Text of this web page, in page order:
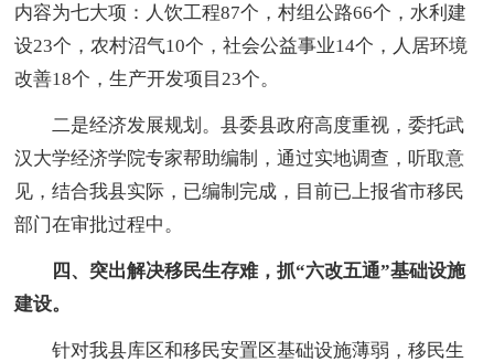
内容为七大项：人饮工程87个，村组公路66个，水利建
设23个，农村沼气10个，社会公益事业14个，人居环境
改善18个，生产开发项目23个。
二是经济发展规划。县委县政府高度重视，委托武
汉大学经济学院专家帮助编制，通过实地调查，听取意
见，结合我县实际，已编制完成，目前已上报省市移民
部门在审批过程中。
四、突出解决移民生存难，抓“六改五通”基础设施
建设。
针对我县库区和移民安置区基础设施薄弱，移民生